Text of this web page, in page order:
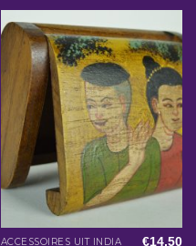
ACCESSOIRES UIT INDIA €14,50